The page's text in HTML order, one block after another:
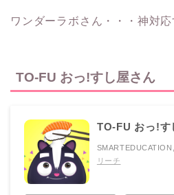
ワンダーラボさん・・・神対
TO-FU おっ!すし屋さん
TO-FU おっ!す
リーチ